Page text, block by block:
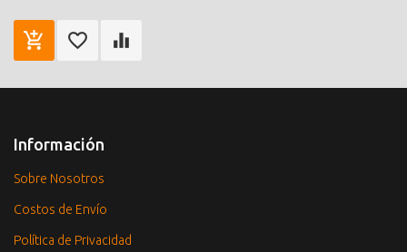
Información
Sobre Nosotros
Costos de Envío
Política de Privacidad